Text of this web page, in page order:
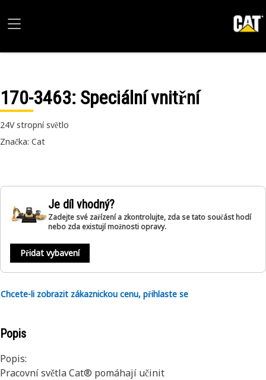
170-3463: Speciální vnitřní
24V stropní světlo
Značka: Cat
Je díl vhodný?
Zadejte své zařízení a zkontrolujte, zda se tato součást hodí
nebo zda existují možnosti opravy.
Přidat vybavení
Chcete-li zobrazit zákaznickou cenu, přihlaste se
Popis
Popis:
Pracovní světla Cat® pomáhají učinit